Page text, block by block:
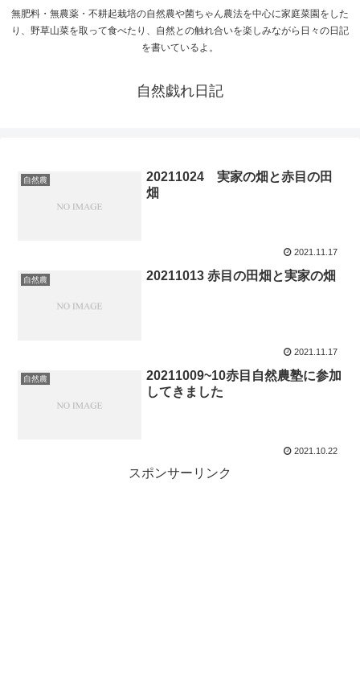
無肥料・無農薬・不耕起栽培の自然農や菌ちゃん農法を中心に家庭菜園をした
り、野草山菜を取って食べたり、自然との触れ合いを楽しみながら日々の日記
を書いているよ。
自然戯れ日記
自然農
20211024 実家の畑と赤目の田
畑
2021.11.17
自然農 20211013 赤目の田畑と実家の畑
2021.11.17
自然農
20211009~10赤目自然農塾に参加
してきました
2021.10.22
スポンサーリンク